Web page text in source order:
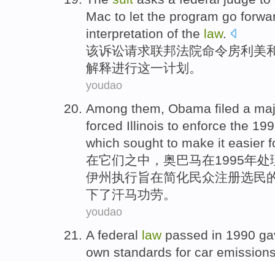
Mac to let the program go
interpretation of the law.
该诉讼请求联邦法院命令房利美
解释进行这一计划 。
youdao
Among them, Obama filed a
forced Illinois to enforce the
which sought to make it easier
在它们之中， 奥巴马在1995年处
伊州执行旨在简化民众注册选民
下了汗马功劳。
youdao
A federal law passed in 1990
own standards for car